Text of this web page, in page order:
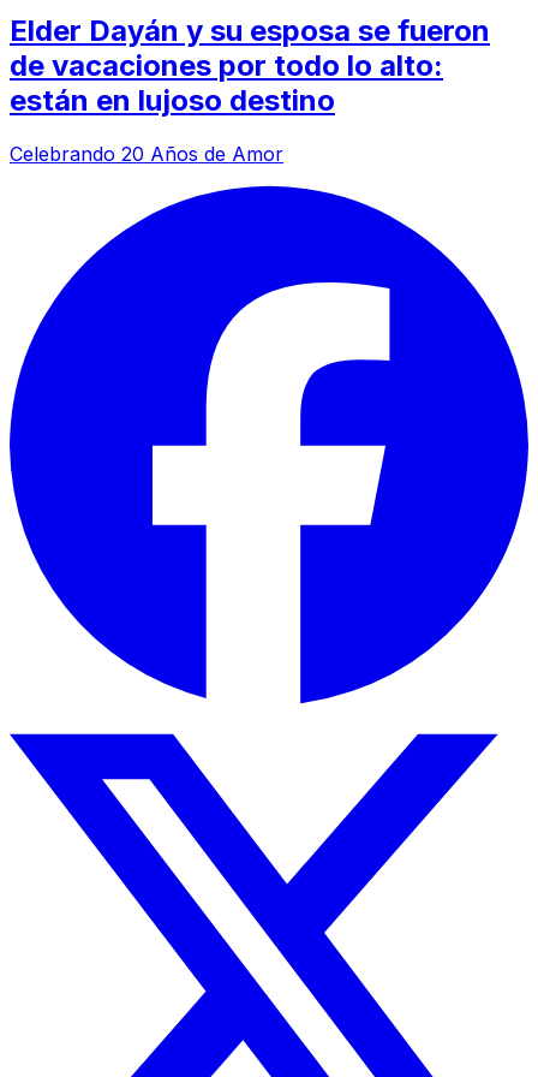
Elder Dayán y su esposa se fueron
de vacaciones por todo lo alto:
están en lujoso destino
Celebrando 20 Años de Amor